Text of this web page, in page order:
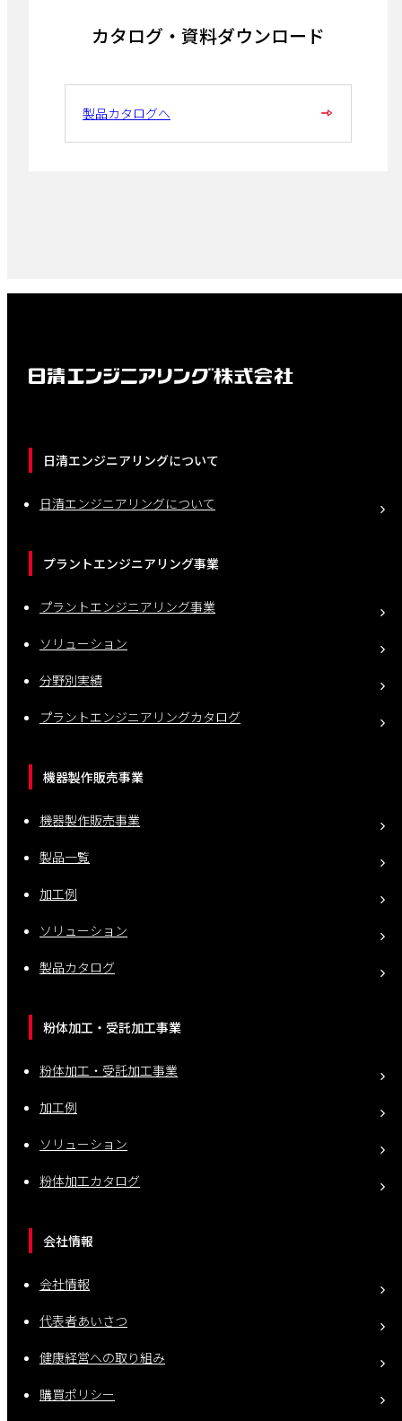
カタログ・資料ダウンロード
製品カタログへ
日清エンジニアリングについて
日清エンジニアリングについて
プラントエンジニアリング事業
プラントエンジニアリング事業
ソリューション
分野別実績
プラントエンジニアリングカタログ
機器製作販売事業
機器製作販売事業
製品一覧
加工例
ソリューション
製品カタログ
粉体加工・受託加工事業
粉体加工・受託加工事業
加工例
ソリューション
粉体加工カタログ
会社情報
会社情報
代表者あいさつ
健康経営への取り組み
購買ポリシー